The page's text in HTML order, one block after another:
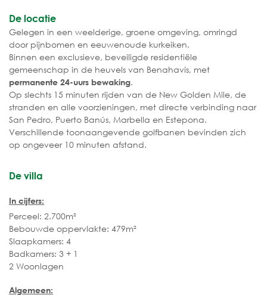
De locatie
Gelegen in een weelderige, groene omgeving, omringd
door pijnbomen en eeuwenoude kurkeiken.
Binnen een exclusieve, beveiligde residentiële
gemeenschap in de heuvels van Benahavís, met
permanente 24-uurs bewaking.
Op slechts 15 minuten rijden van de New Golden Mile, de
stranden en alle voorzieningen, met directe verbinding naar
San Pedro, Puerto Banús, Marbella en Estepona.
Verschillende toonaangevende golfbanen bevinden zich
op ongeveer 10 minuten afstand.
De villa
In cijfers:
Perceel: 2.700m²
Bebouwde oppervlakte: 479m²
Slaapkamers: 4
Badkamers: 3 + 1
2 Woonlagen
Algemeen: